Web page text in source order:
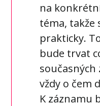
na
téma, takže
prakticky.
bude trvat
současných
vždy o čem
K záznamu